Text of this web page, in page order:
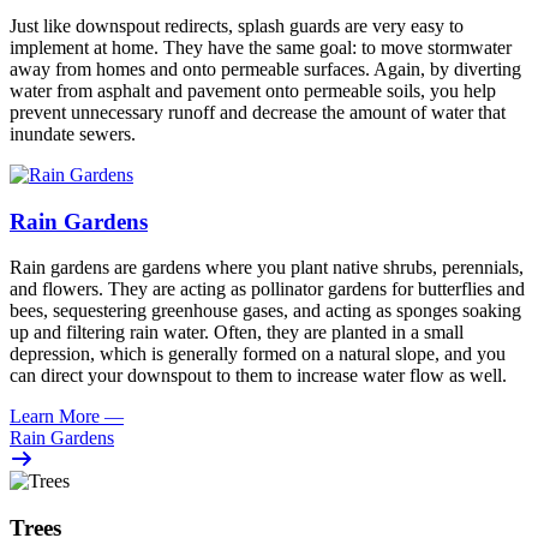
Just like downspout redirects, splash guards are very easy to
implement at home. They have the same goal: to move stormwater
away from homes and onto permeable surfaces. Again, by diverting
water from asphalt and pavement onto permeable soils, you help
prevent unnecessary runoff and decrease the amount of water that
inundate sewers.
Rain Gardens
Rain gardens are gardens where you plant native shrubs, perennials,
and flowers. They are acting as pollinator gardens for butterflies and
bees, sequestering greenhouse gases, and acting as sponges soaking
up and filtering rain water. Often, they are planted in a small
depression, which is generally formed on a natural slope, and you
can direct your downspout to them to increase water flow as well.
Learn More —
Rain Gardens
Trees